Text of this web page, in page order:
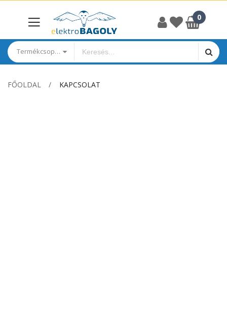
Termékcsoportok
FŐOLDAL KAPCSOLAT